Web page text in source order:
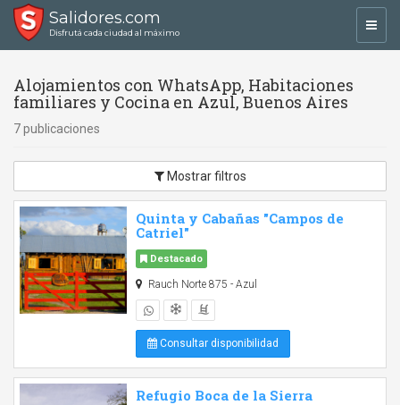
Salidores.com
Disfrutá cada ciudad al máximo
Alojamientos con WhatsApp, Habitaciones
familiares y Cocina en Azul, Buenos Aires
7 publicaciones
Mostrar filtros
Quinta y Cabañas "Campos de
Catriel"
Destacado
Rauch Norte 875 - Azul
Consultar disponibilidad
Refugio Boca de la Sierra